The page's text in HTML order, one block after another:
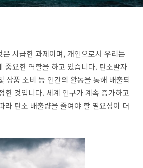
시급한 과제이며, 개인으로서 우리는
중요한 역할을 하고 있습니다. 탄소발자
상품 소비 등 인간의 활동을 통해 배출되
한 것입니다. 세계 인구가 계속 증가하고
라 탄소 배출량을 줄여야 할 필요성이 더